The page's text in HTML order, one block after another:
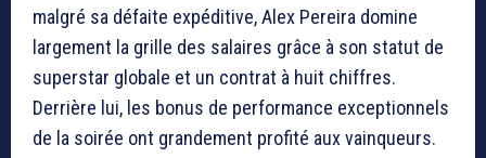
malgré sa défaite expéditive, Alex Pereira domine
largement la grille des salaires grâce à son statut de
superstar globale et un contrat à huit chiffres.
Derrière lui, les bonus de performance exceptionnels
de la soirée ont grandement profité aux vainqueurs.